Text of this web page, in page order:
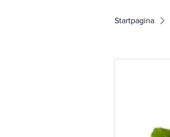
Startpagina